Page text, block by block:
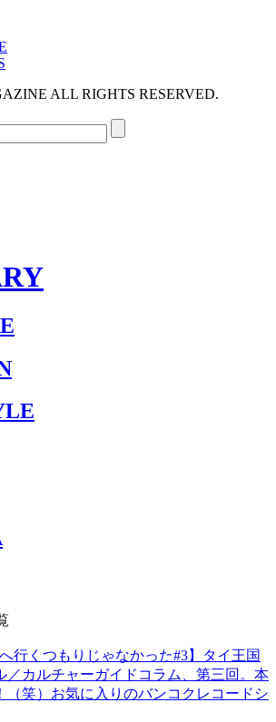
ALL RIGHTS RESERVED.
行くつもりじゃなかった#3】タイ王国
／カルチャーガイドコラム、第三回。本
（笑）お気に入りのバンコクレコードシ